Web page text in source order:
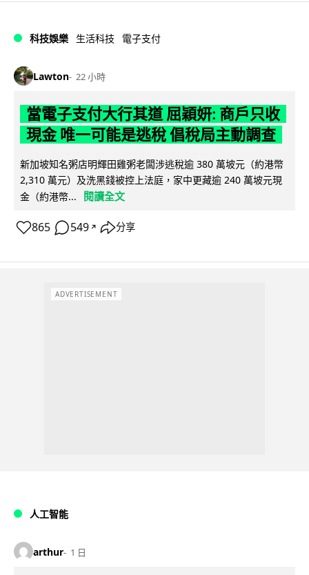
科技娛樂 生活科技 電子支付
Lawton 22 小時
當電子支付大行其道 屈穎妍: 商戶只收
現金 唯一可能是逃稅 倡稅局主動調查
新加坡知名粥店明輝田雞粥老闆涉逃稅逾 380 萬坡元（約港幣
2,310 萬元）及洗黑錢被控上法庭，家中更藏逾 240 萬坡元現
金（約港幣...
閱讀全文
865 549 ↗ 分享
ADVERTISEMENT
人工智能
arthur 1 日